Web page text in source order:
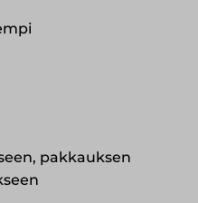
pakkauksen